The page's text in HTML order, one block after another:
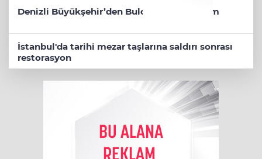
Denizli Büyükşehir’den Buldan’a dev yatırım
İstanbul'da tarihi mezar taşlarına saldırı sonrası
restorasyon